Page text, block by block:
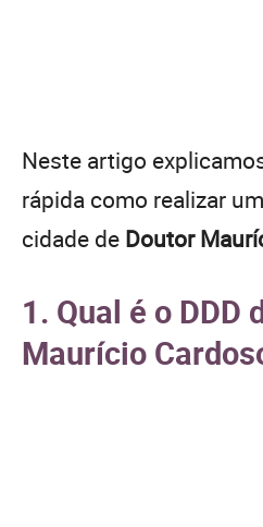
Neste artigo
rápida como realizar
cidade de Doutor
1. Qual é o DDD
Maurício